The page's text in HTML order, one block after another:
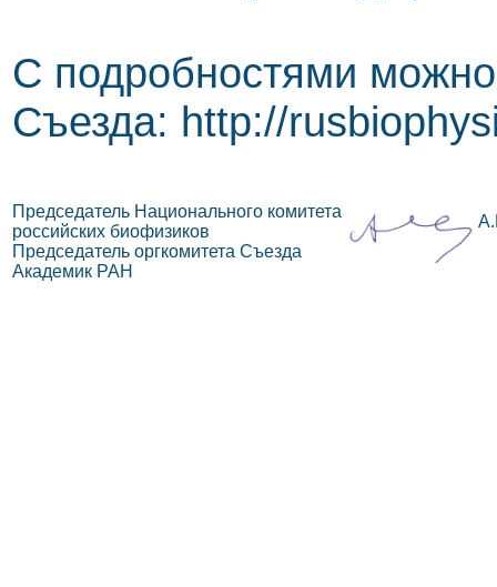
С подробностями
Съезда: http://
Председатель Национального комитета
российских биофизиков
Председатель оргкомитета Съезда
Академик РАН